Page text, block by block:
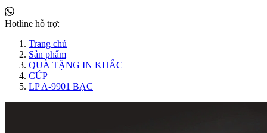
Hotline hỗ trợ:
Trang chủ
Sản phẩm
QUÀ TẶNG IN KHẮC
CÚP
LP A-9901 BẠC